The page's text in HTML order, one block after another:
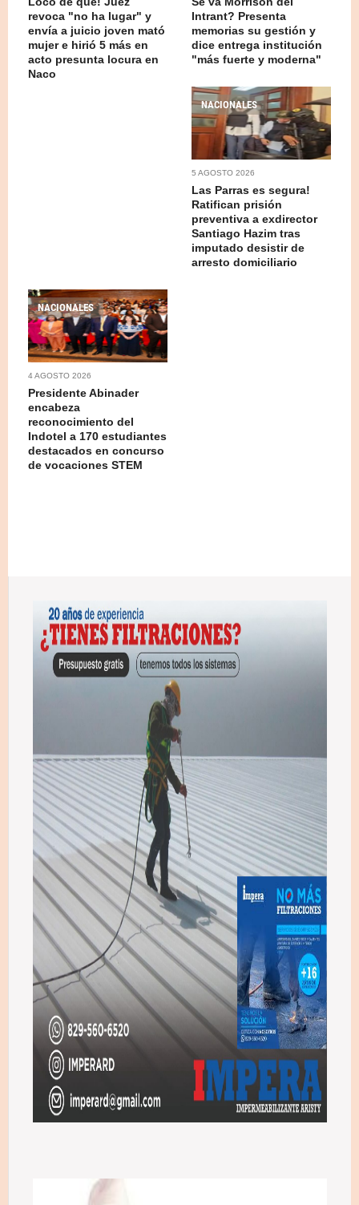
revoca "no ha lugar" y
envía a juicio joven mató
mujer e hirió 5 más en
acto presunta locura en
Naco
Intrant? Presenta
memorias su gestión y
dice entrega institución
"más fuerte y moderna"
NACIONALES
5 AGOSTO 2026
Las Parras es segura!
Ratifican prisión
preventiva a exdirector
Santiago Hazim tras
imputado desistir de
arresto domiciliario
NACIONALES
4 AGOSTO 2026
Presidente Abinader
encabeza
reconocimiento del
Indotel a 170 estudiantes
destacados en concurso
de vocaciones STEM